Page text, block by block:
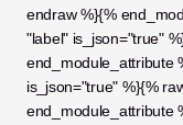
endraw %}{%
"label" is_json="true"
end_module_attribute
is_json="true" %}{%
end_module_attribute